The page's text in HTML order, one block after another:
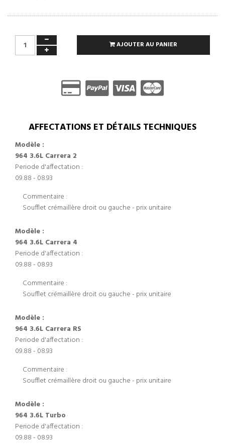
AJOUTER AU PANIER
AFFECTATIONS ET DÉTAILS TECHNIQUES
Modèle :
964 3.6L Carrera 2
Periode d'affectation :
09.88 - 08.93
Commentaire :
Soufflet crémaillère droit ou gauche - prix unitaire
Modèle :
964 3.6L Carrera 4
Periode d'affectation :
09.88 - 08.93
Commentaire :
Soufflet crémaillère droit ou gauche - prix unitaire
Modèle :
964 3.6L Carrera RS
Periode d'affectation :
09.88 - 08.93
Commentaire :
Soufflet crémaillère droit ou gauche - prix unitaire
Modèle :
964 3.6L Turbo
Periode d'affectation :
09.88 - 08.93